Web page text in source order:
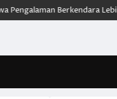
Berkendara Lebih